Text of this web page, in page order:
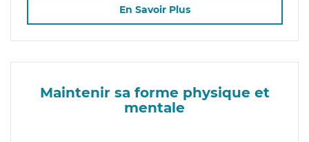
En Savoir Plus
Maintenir sa forme physique et
mentale